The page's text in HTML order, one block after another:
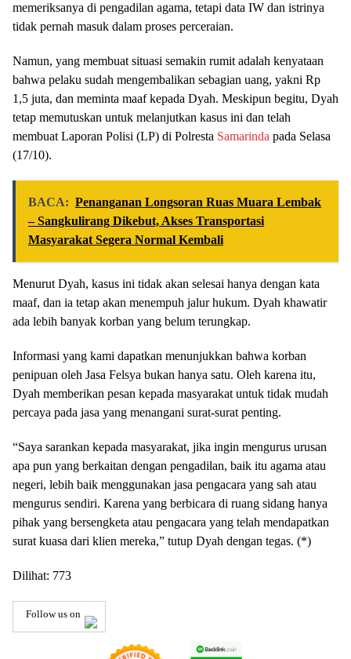
memeriksanya di pengadilan agama, tetapi data IW dan istrinya
tidak pernah masuk dalam proses perceraian.
Namun, yang membuat situasi semakin rumit adalah kenyataan
bahwa pelaku sudah mengembalikan sebagian uang, yakni Rp
1,5 juta, dan meminta maaf kepada Dyah. Meskipun begitu, Dyah
tetap memutuskan untuk melanjutkan kasus ini dan telah
membuat Laporan Polisi (LP) di Polresta Samarinda pada Selasa
(17/10).
BACA: Penanganan Longsoran Ruas Muara Lembak
– Sangkulirang Dikebut, Akses Transportasi
Masyarakat Segera Normal Kembali
Menurut Dyah, kasus ini tidak akan selesai hanya dengan kata
maaf, dan ia tetap akan menempuh jalur hukum. Dyah khawatir
ada lebih banyak korban yang belum terungkap.
Informasi yang kami dapatkan menunjukkan bahwa korban
penipuan oleh Jasa Felsya bukan hanya satu. Oleh karena itu,
Dyah memberikan pesan kepada masyarakat untuk tidak mudah
percaya pada jasa yang menangani surat-surat penting.
“Saya sarankan kepada masyarakat, jika ingin mengurus urusan
apa pun yang berkaitan dengan pengadilan, baik itu agama atau
negeri, lebih baik menggunakan jasa pengacara yang sah atau
mengurus sendiri. Karena yang berbicara di ruang sidang hanya
pihak yang bersengketa atau pengacara yang telah mendapatkan
surat kuasa dari klien mereka,” tutup Dyah dengan tegas. (*)
Dilihat: 773
Follow us on